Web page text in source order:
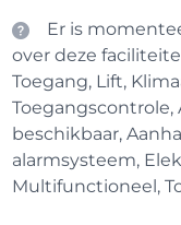
Er is
over deze
Toegang, Lift,
Toegangscontrole,
beschikbaar,
alarmsysteem,
Multifunctioneel,